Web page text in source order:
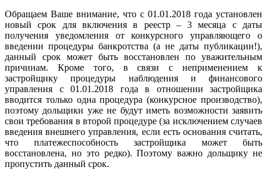
Обращаем Ваше внимание, что с 01.01.2018 года установлен
новый срок для включения в реестр – 3 месяца с даты
получения уведомления от конкурсного управляющего о
введении процедуры банкротства (а не даты публикации!),
данный срок может быть восстановлен по уважительным
причинам. Кроме того, в связи с неприменением к
застройщику процедуры наблюдения и финансового
управления с 01.01.2018 года в отношении застройщика
вводится только одна процедура (конкурсное производство),
поэтому дольщики уже не будут иметь возможности заявить
свои требования в второй процедуре (за исключением случаев
введения внешнего управления, если есть основания считать,
что платежеспособность застройщика может быть
восстановлена, но это редко). Поэтому важно дольщику не
пропустить данный срок.